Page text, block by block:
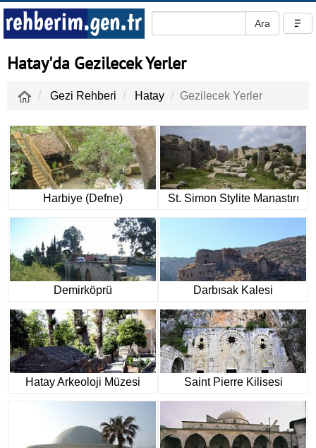
Hatay'da Gezilecek Yerler
Gezi Rehberi Hatay Gezilecek Yerler
Harbiye (Defne) St. Simon Stylite Manastırı
Demirköprü Darbısak Kalesi
Hatay Arkeoloji Müzesi
(Antakya Mozaik Müzesi)
Saint Pierre Kilisesi